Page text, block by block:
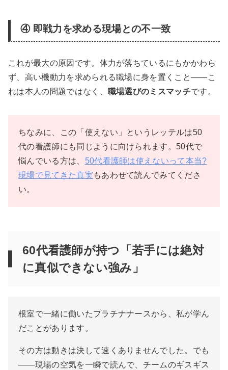
④ 即戦力を求める現場との不一致
これが最大の原因です。体力が落ちているにもかかわら
ず、高い機動力を求められる職場に身を置くこと——こ
れは本人の問題ではなく、 職場選びのミスマッチです。
ちなみに、この「使えない」というレッテルは50
代の看護師にも同じように向けられます。50代で
悩んでいる方は、 50代看護師は使えないって本当?
現場で見てきた真実 もあわせて読んでみてくださ
い。
60代看護師が持つ「若手には絶対
に真似できない強み」
根室で一緒に働いたプラチナナースから、私が学ん
だことがあります。
その方は動きは決して速くありませんでした。でも
——現場の空気を一瞬で読んで、チームのギスギス